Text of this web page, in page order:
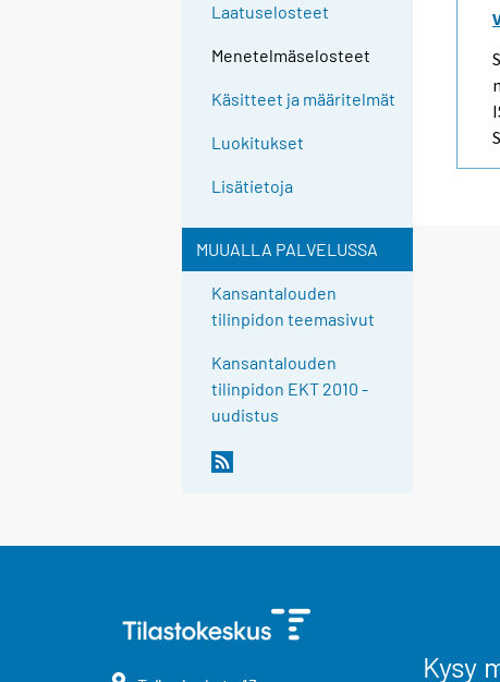
Laatuselosteet
Menetelmäselosteet
Käsitteet ja määritelmät
Luokitukset
Lisätietoja
MUUALLA PALVELUSSA
Kansantalouden
tilinpidon teemasivut
Kansantalouden
tilinpidon EKT 2010 -
uudistus
Kysy